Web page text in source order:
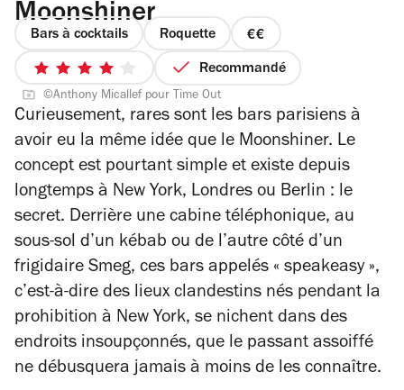
Moonshiner
Bars à cocktails Roquette
prix
2
4
4
sur
5
étoiles
Recommandé
©Anthony Micallef pour Time Out
Curieusement, rares sont les bars parisiens à
avoir eu la même idée que le Moonshiner. Le
concept est pourtant simple et existe depuis
longtemps à New York, Londres ou Berlin : le
secret. Derrière une cabine téléphonique, au
sous-sol d’un kébab ou de l’autre côté d’un
frigidaire Smeg, ces bars appelés « speakeasy »,
c’est-à-dire des lieux clandestins nés pendant la
prohibition à New York, se nichent dans des
endroits insoupçonnés, que le passant assoiffé
ne débusquera jamais à moins de les connaître.